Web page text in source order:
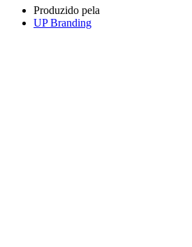
Produzido pela
UP Branding